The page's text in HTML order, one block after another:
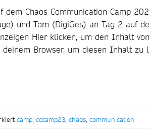
Chaos Communication Camp
und Tom (DigiGes) an Tag 2 auf
Hier klicken, um den Inhalt
Browser, um diesen Inhalt zu
camp, cccamp23, chaos, communication